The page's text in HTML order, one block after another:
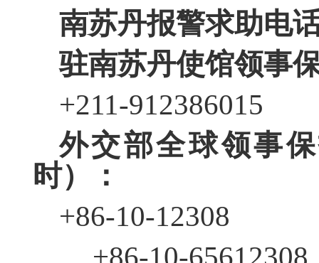
南苏丹报警求助电
驻南苏丹使馆领事
+211-912386015
外交部全球领事
时）：
+86-10-12308